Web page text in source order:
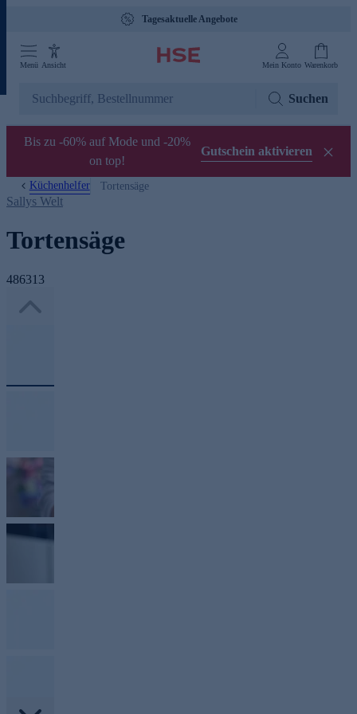
Tagesaktuelle Angebote
Menü Ansicht Mein Konto Warenkorb
Suchen
Bis zu -60% auf Mode und -20%
on top!
Gutschein aktivieren
Küchenhelfer Tortensäge
Sallys Welt
Tortensäge
486313